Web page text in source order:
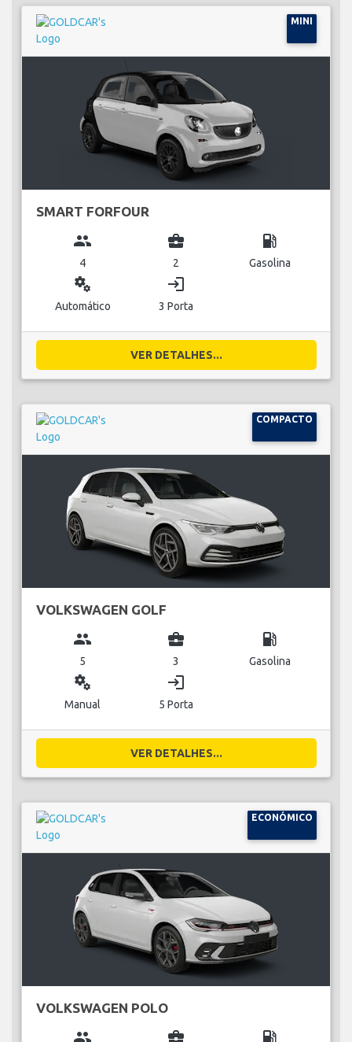
MINI
SMART FORFOUR
group
4
business_center
2
local_gas_station
Gasolina
miscellaneous_services
Automático
login
3 Porta
VER DETALHES...
COMPACTO
VOLKSWAGEN GOLF
group
5
business_center
3
local_gas_station
Gasolina
miscellaneous_services
Manual
login
5 Porta
VER DETALHES...
ECONÓMICO
VOLKSWAGEN POLO
group business_center local_gas_station